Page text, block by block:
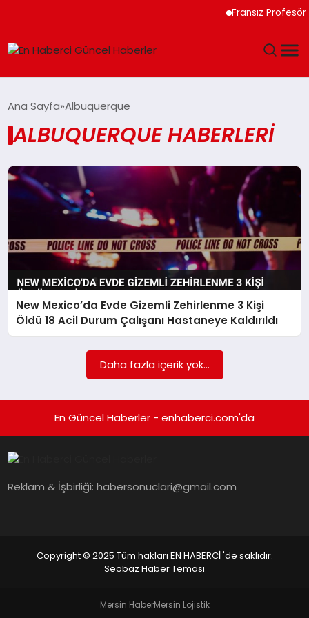
Fransız Profesör
SPOR
SAĞLIK
TEKNOLOJI
MAGAZIN
EKONOMI
Ana Sayfa Albuquerque
ALBUQUERQUE HABERLERI
New Mexico’da Evde Gizemli Zehirlenme 3 Kişi
Öldü 18 Acil Durum Çalışanı Hastaneye Kaldırıldı
Daha fazla içerik yok...
En Güncel Haberler - enhaberci.com'da
Reklam & İşbirliği:habersonuclari@gmail.com
Copyright © 2025 Tüm hakları EN HABERCİ 'de saklıdır.
Seobaz Haber Teması
Mersin HaberMersin Lojistik